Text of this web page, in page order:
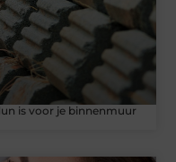
is voor je binnenmuur